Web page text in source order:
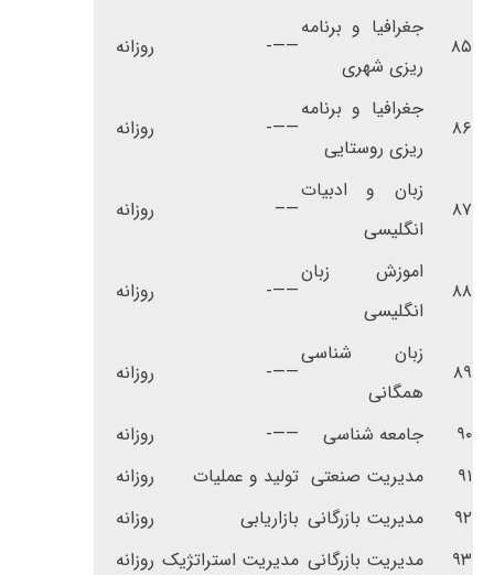
۸۵
جغرافیا و برنامه
ریزی شهری
——- روزانه
۸۶
جغرافیا و برنامه
ریزی روستایی
——- روزانه
۸۷
زبان و ادبیات
انگلیسی
—– روزانه
۸۸
اموزش زبان
انگلیسی
——- روزانه
۸۹
زبان شناسی
همگانی
——- روزانه
۹۰ جامعه شناسی ——-
روزانه
۹۱
مدیریت صنعتی تولید و عملیات
روزانه
۹۲
مدیریت بازرگانی بازاریابی
روزانه
۹۳
مدیریت بازرگانی مدیریت استراتژیک روزانه